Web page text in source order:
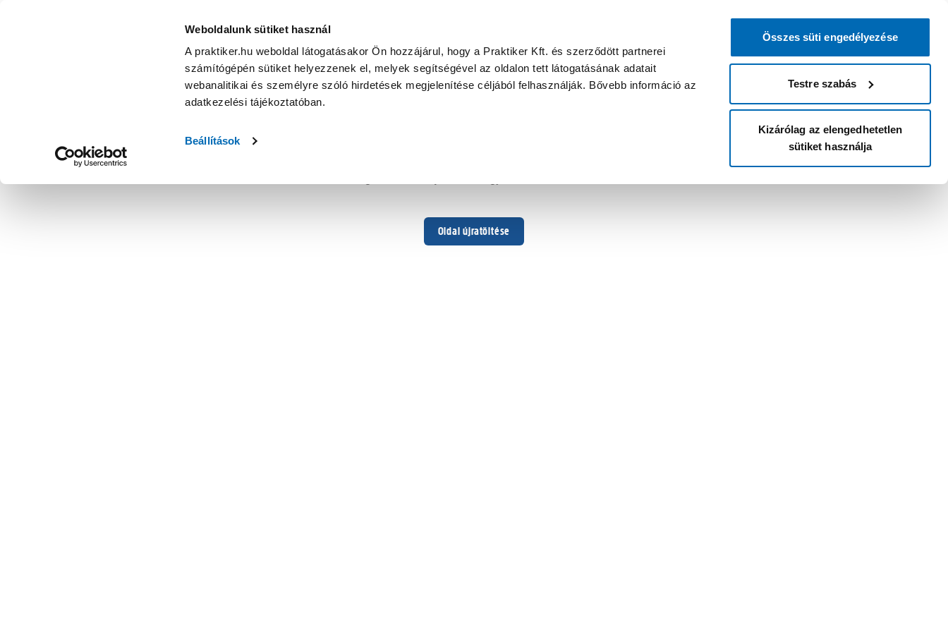
Weboldalunk sütiket használ
A praktiker.hu weboldal látogatásakor Ön hozzájárul, hogy a Praktiker Kft. és szerződött partnerei
számítógépén sütiket helyezzenek el, melyek segítségével az oldalon tett látogatásának adatait
webanalitikai és személyre szóló hirdetések megjelenítése céljából felhasználják. Bővebb információ az
adatkezelési tájékoztatóban.
Beállítások
Összes süti engedélyezése
Testre szabás
Kizárólag az elengedhetetlen
sütiket használja
Oldal újratöltése